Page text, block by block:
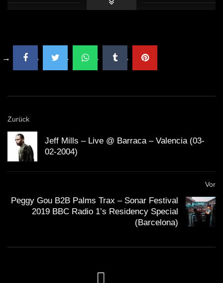
Zurück
Jeff Mills – Live @ Barraca – Valencia (03-
02-2004)
Vor
Peggy Gou B2B Palms Trax – Sonar Festival
2019 BBC Radio 1’s Residency Special
(Barcelona)